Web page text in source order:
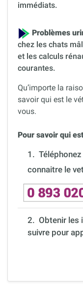
immédiats.
Problèmes
chez les chats
et les calculs
courantes.
Qu’importe la
savoir qui est le
vous.
Pour savoir qui
1.
connaitre le
2. Obtenir les
suivre pour